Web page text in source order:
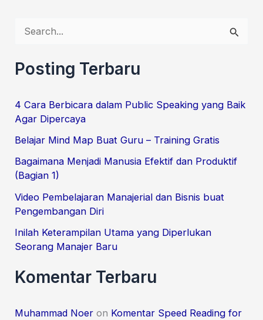
a
c
h
f
o
r
:
Posting Terbaru
4 Cara Berbicara dalam Public Speaking yang Baik
Agar Dipercaya
Belajar Mind Map Buat Guru – Training Gratis
Bagaimana Menjadi Manusia Efektif dan Produktif
(Bagian 1)
Video Pembelajaran Manajerial dan Bisnis buat
Pengembangan Diri
Inilah Keterampilan Utama yang Diperlukan
Seorang Manajer Baru
Komentar Terbaru
Muhammad Noer on Komentar Speed Reading for